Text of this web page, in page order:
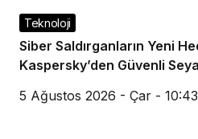
Teknoloji
Siber Saldırganların Yeni
Kaspersky’den Güvenli
5 Ağustos 2026 - Çar - 10:43